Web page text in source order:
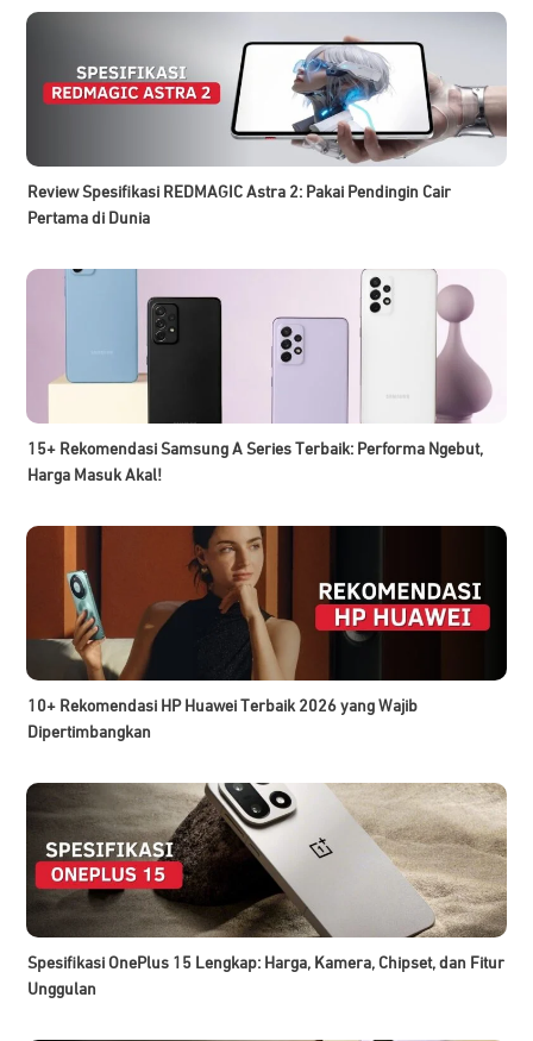
Review Spesifikasi REDMAGIC Astra 2: Pakai Pendingin Cair
Pertama di Dunia
15+ Rekomendasi Samsung A Series Terbaik: Performa Ngebut,
Harga Masuk Akal!
10+ Rekomendasi HP Huawei Terbaik 2026 yang Wajib
Dipertimbangkan
Spesifikasi OnePlus 15 Lengkap: Harga, Kamera, Chipset, dan Fitur
Unggulan